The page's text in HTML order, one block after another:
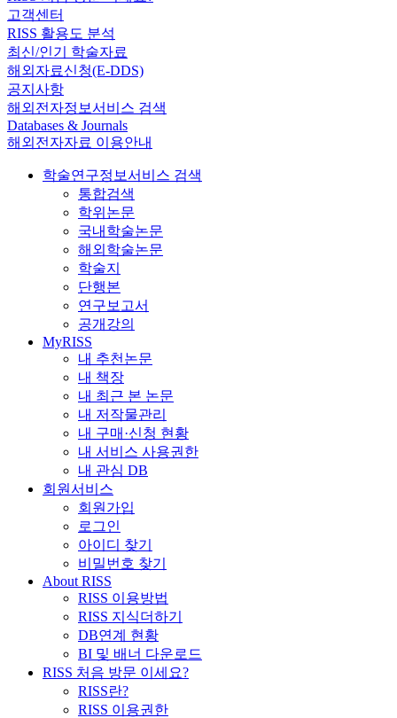
고객센터
RISS 활용도 분석
최신/인기 학술자료
해외자료신청(E-DDS)
공지사항
해외전자정보서비스 검색
Databases & Journals
해외전자자료 이용안내
학술연구정보서비스 검색
통합검색
학위논문
국내학술논문
해외학술논문
학술지
단행본
연구보고서
공개강의
MyRISS
내 추천논문
내 책장
내 최근 본 논문
내 저작물관리
내 구매·신청 현황
내 서비스 사용권한
내 관심 DB
회원서비스
회원가입
로그인
아이디 찾기
비밀번호 찾기
About RISS
RISS 이용방법
RISS 지식더하기
DB연계 현황
BI 및 배너 다운로드
RISS 처음 방문 이세요?
RISS란?
RISS 이용권한